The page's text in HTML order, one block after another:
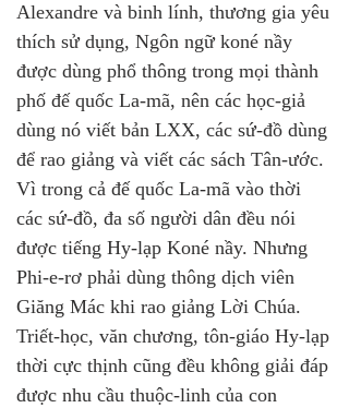
Alexandre và binh lính, thương gia yêu
thích sử dụng, Ngôn ngữ koné nầy
được dùng phổ thông trong mọi thành
phố đế quốc La-mã, nên các học-giả
dùng nó viết bản LXX, các sứ-đồ dùng
để rao giảng và viết các sách Tân-ước.
Vì trong cả đế quốc La-mã vào thời
các sứ-đồ, đa số người dân đều nói
được tiếng Hy-lạp Koné nầy. Nhưng
Phi-e-rơ phải dùng thông dịch viên
Giăng Mác khi rao giảng Lời Chúa.
Triết-học, văn chương, tôn-giáo Hy-lạp
thời cực thịnh cũng đều không giải đáp
được nhu cầu thuộc-linh của con